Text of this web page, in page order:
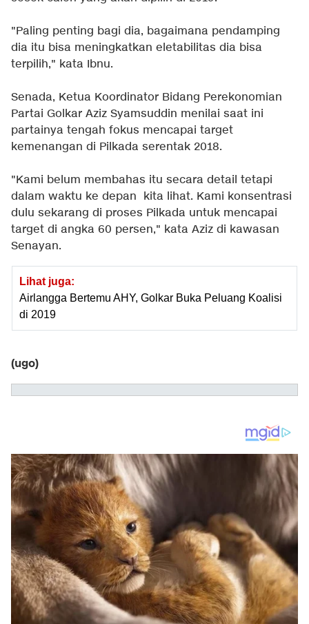
"Paling penting bagi dia, bagaimana pendamping
dia itu bisa meningkatkan eletabilitas dia bisa
terpilih," kata Ibnu.
Senada, Ketua Koordinator Bidang Perekonomian
Partai Golkar Aziz Syamsuddin menilai saat ini
partainya tengah fokus mencapai target
kemenangan di Pilkada serentak 2018.
"Kami belum membahas itu secara detail tetapi
dalam waktu ke depan kita lihat. Kami konsentrasi
dulu sekarang di proses Pilkada untuk mencapai
target di angka 60 persen," kata Aziz di kawasan
Senayan.
Lihat juga:
Airlangga Bertemu AHY, Golkar Buka Peluang Koalisi
di 2019
(ugo)